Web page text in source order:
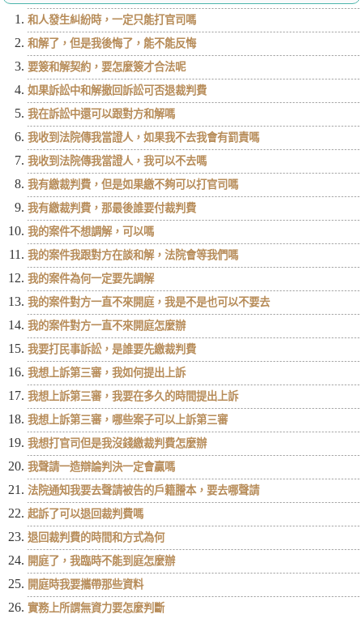
和人發生糾紛時，一定只能打官司嗎
和解了，但是我後悔了，能不能反悔
要簽和解契約，要怎麼簽才合法呢
如果訴訟中和解撤回訴訟可否退裁判費
我在訴訟中還可以跟對方和解嗎
我收到法院傳我當證人，如果我不去我會有罰責嗎
我收到法院傳我當證人，我可以不去嗎
我有繳裁判費，但是如果繳不夠可以打官司嗎
我有繳裁判費，那最後誰要付裁判費
我的案件不想調解，可以嗎
我的案件我跟對方在談和解，法院會等我們嗎
我的案件為何一定要先調解
我的案件對方一直不來開庭，我是不是也可以不要去
我的案件對方一直不來開庭怎麼辦
我要打民事訴訟，是誰要先繳裁判費
我想上訴第三審，我如何提出上訴
我想上訴第三審，我要在多久的時間提出上訴
我想上訴第三審，哪些案子可以上訴第三審
我想打官司但是我沒錢繳裁判費怎麼辦
我聲請一造辯論判決一定會贏嗎
法院通知我要去聲請被告的戶籍謄本，要去哪聲請
起訴了可以退回裁判費嗎
退回裁判費的時間和方式為何
開庭了，我臨時不能到庭怎麼辦
開庭時我要攜帶那些資料
實務上所謂無資力要怎麼判斷